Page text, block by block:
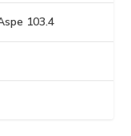
103.4